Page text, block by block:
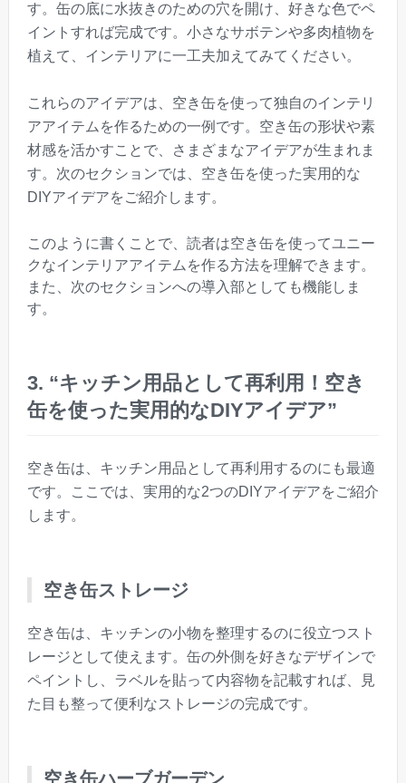
す。缶の底に水抜きのための穴を開け、好きな色でペ
イントすれば完成です。小さなサボテンや多肉植物を
植えて、インテリアに一工夫加えてみてください。
これらのアイデアは、空き缶を使って独自のインテリ
アアイテムを作るための一例です。空き缶の形状や素
材感を活かすことで、さまざまなアイデアが生まれま
す。次のセクションでは、空き缶を使った実用的な
DIYアイデアをご紹介します。
このように書くことで、読者は空き缶を使ってユニー
クなインテリアアイテムを作る方法を理解できます。
また、次のセクションへの導入部としても機能しま
す。
3. “キッチン用品として再利用！空き
缶を使った実用的なDIYアイデア”
空き缶は、キッチン用品として再利用するのにも最適
です。ここでは、実用的な2つのDIYアイデアをご紹介
します。
空き缶ストレージ
空き缶は、キッチンの小物を整理するのに役立つスト
レージとして使えます。缶の外側を好きなデザインで
ペイントし、ラベルを貼って内容物を記載すれば、見
た目も整って便利なストレージの完成です。
空き缶ハーブガーデン